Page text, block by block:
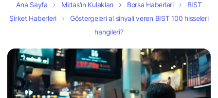
Ana Sayfa Midas’ın Kulakları Borsa Haberleri
BIST
Şirket Haberleri
Göstergeleri al sinyali veren BIST 100 hisseleri
hangileri?